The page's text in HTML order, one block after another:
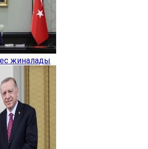
жиналады